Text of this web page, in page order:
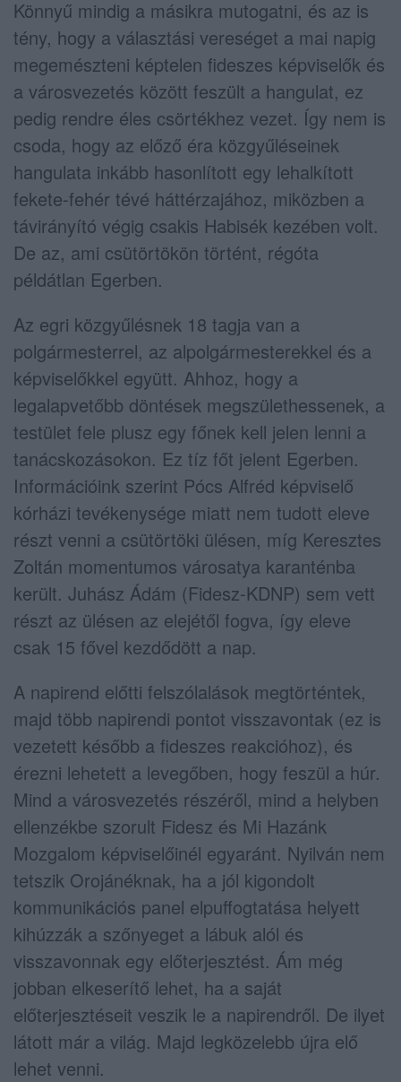
Könnyű mindig a másikra mutogatni, és az is
tény, hogy a választási vereséget a mai napig
megemészteni képtelen fideszes képviselők és
a városvezetés között feszült a hangulat, ez
pedig rendre éles csörtékhez vezet. Így nem is
csoda, hogy az előző éra közgyűléseinek
hangulata inkább hasonlított egy lehalkított
fekete-fehér tévé háttérzajához, miközben a
távirányító végig csakis Habisék kezében volt.
De az, ami csütörtökön történt, régóta
példátlan Egerben.
Az egri közgyűlésnek 18 tagja van a
polgármesterrel, az alpolgármesterekkel és a
képviselőkkel együtt. Ahhoz, hogy a
legalapvetőbb döntések megszülethessenek, a
testület fele plusz egy főnek kell jelen lenni a
tanácskozásokon. Ez tíz főt jelent Egerben.
Információink szerint Pócs Alfréd képviselő
kórházi tevékenysége miatt nem tudott eleve
részt venni a csütörtöki ülésen, míg Keresztes
Zoltán momentumos városatya karanténba
került. Juhász Ádám (Fidesz-KDNP) sem vett
részt az ülésen az elejétől fogva, így eleve
csak 15 fővel kezdődött a nap.
A napirend előtti felszólalások megtörténtek,
majd több napirendi pontot visszavontak (ez is
vezetett később a fideszes reakcióhoz), és
érezni lehetett a levegőben, hogy feszül a húr.
Mind a városvezetés részéről, mind a helyben
ellenzékbe szorult Fidesz és Mi Hazánk
Mozgalom képviselőinél egyaránt. Nyilván nem
tetszik Orojánéknak, ha a jól kigondolt
kommunikációs panel elpuffogtatása helyett
kihúzzák a szőnyeget a lábuk alól és
visszavonnak egy előterjesztést. Ám még
jobban elkeserítő lehet, ha a saját
előterjesztéseit veszik le a napirendről. De ilyet
látott már a világ. Majd legközelebb újra elő
lehet venni.